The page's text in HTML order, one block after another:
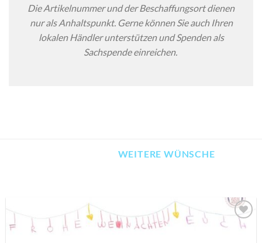
Die Artikelnummer und der Beschaffungsort dienen
nur als Anhaltspunkt. Gerne können Sie auch Ihren
lokalen Händler unterstützen und Spenden als
Sachspende einreichen.
WEITERE WÜNSCHE
AUF MEINE